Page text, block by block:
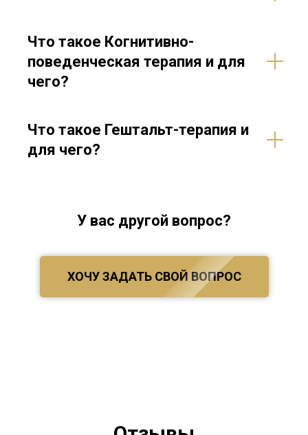
Что такое Когнитивно-
поведенческая терапия и для
чего?
Что такое Гештальт-терапия и
для чего?
У вас другой вопрос?
ХОЧУ ЗАДАТЬ СВОЙ ВОПРОС